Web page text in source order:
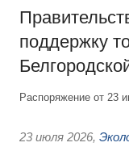
поддержку
Распоряжение от 23
23 июля 2026,